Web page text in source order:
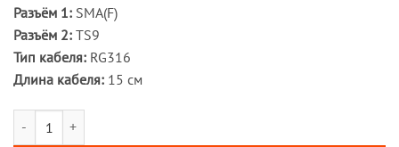
Разъём 1: SMA(F)
Разъём 2: TS9
Тип кабеля: RG316
Длина кабеля: 15 см